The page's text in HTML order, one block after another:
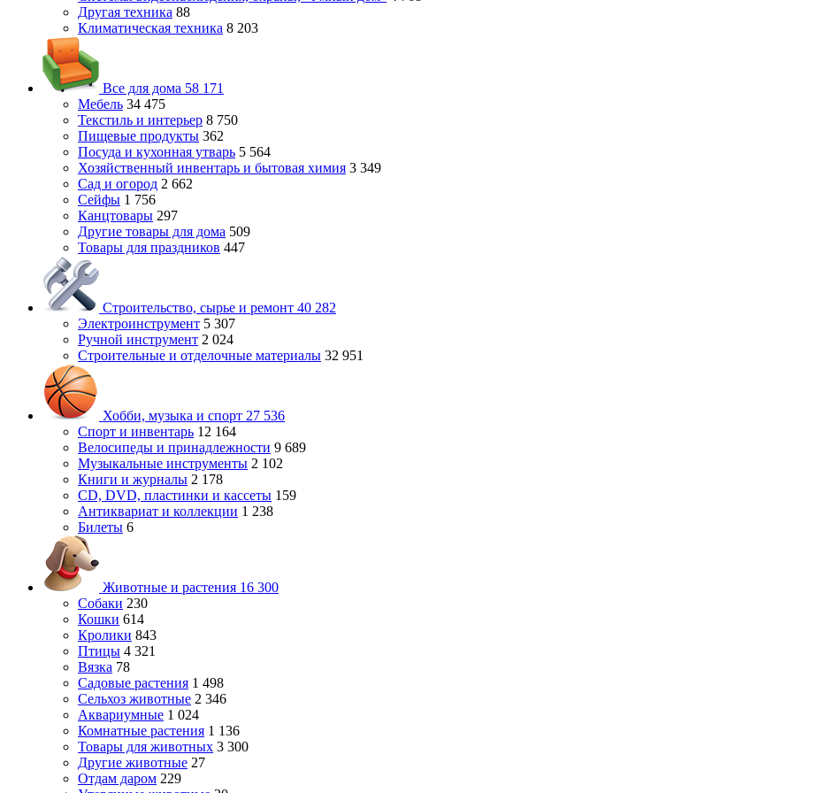
Другая техника 88
Климатическая техника 8 203
Все для дома 58 171
Мебель 34 475
Текстиль и интерьер 8 750
Пищевые продукты 362
Посуда и кухонная утварь 5 564
Хозяйственный инвентарь и бытовая химия 3 349
Сад и огород 2 662
Сейфы 1 756
Канцтовары 297
Другие товары для дома 509
Товары для праздников 447
Строительство, сырье и ремонт 40 282
Электроинструмент 5 307
Ручной инструмент 2 024
Строительные и отделочные материалы 32 951
Хобби, музыка и спорт 27 536
Спорт и инвентарь 12 164
Велосипеды и принадлежности 9 689
Музыкальные инструменты 2 102
Книги и журналы 2 178
CD, DVD, пластинки и кассеты 159
Антиквариат и коллекции 1 238
Билеты 6
Животные и растения 16 300
Собаки 230
Кошки 614
Кролики 843
Птицы 4 321
Вязка 78
Садовые растения 1 498
Сельхоз животные 2 346
Аквариумные 1 024
Комнатные растения 1 136
Товары для животных 3 300
Другие животные 27
Отдам даром 229